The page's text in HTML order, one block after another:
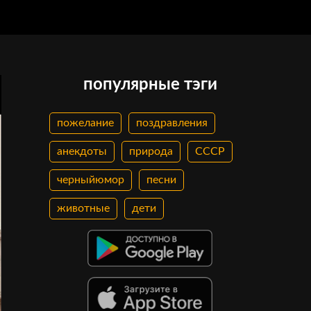
популярные тэги
пожелание поздравления
анекдоты природа СССР
черныйюмор песни
животные дети